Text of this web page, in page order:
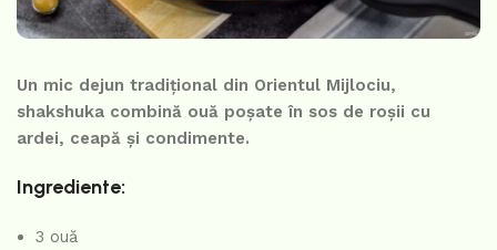
Un mic dejun tradițional din Orientul Mijlociu,
shakshuka combină ouă poșate în sos de roșii cu
ardei, ceapă și condimente.
Ingrediente:
3 ouă